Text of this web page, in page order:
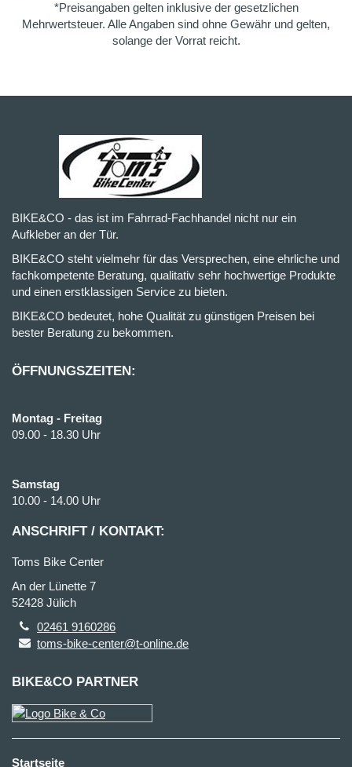
*Preisangaben gelten inklusive der gesetzlichen
Mehrwertsteuer. Alle Angaben sind ohne Gewähr und gelten,
solange der Vorrat reicht.
BIKE&CO - das ist im Fahrrad-Fachhandel nicht nur ein
Aufkleber an der Tür.
BIKE&CO steht vielmehr für das Versprechen, eine ehrliche und
fachkompetente Beratung, qualitativ sehr hochwertige Produkte
und einen erstklassigen Service zu bieten.
BIKE&CO bedeutet, hohe Qualität zu günstigen Preisen bei
bester Beratung zu bekommen.
ÖFFNUNGSZEITEN:
Montag - Freitag
09.00 - 18.30 Uhr
Samstag
10.00 - 14.00 Uhr
ANSCHRIFT / KONTAKT:
Toms Bike Center
An der Lünette 7
52428 Jülich
02461 9160286
toms-bike-center@t-online.de
BIKE&CO PARTNER
Startseite